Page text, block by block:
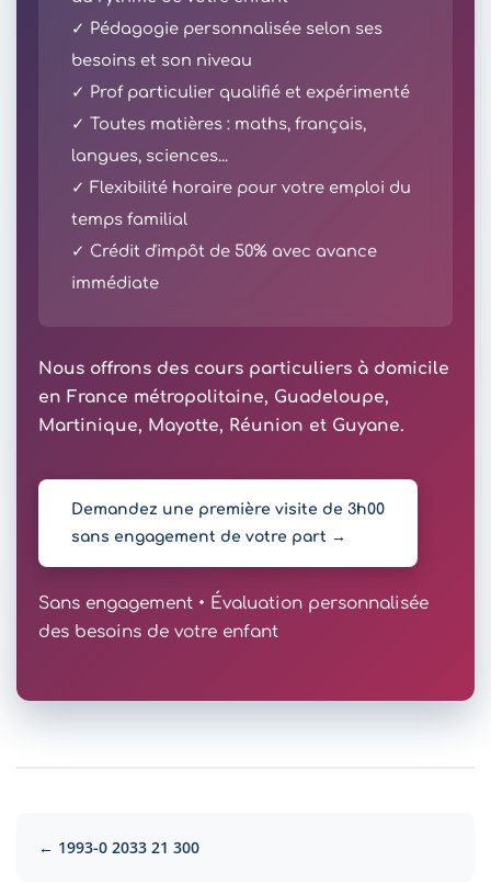
✓ Pédagogie personnalisée selon ses
besoins et son niveau
✓ Prof particulier qualifié et expérimenté
✓ Toutes matières : maths, français,
langues, sciences...
✓ Flexibilité horaire pour votre emploi du
temps familial
✓ Crédit d'impôt de 50% avec avance
immédiate
Nous offrons des cours particuliers à domicile
en France métropolitaine, Guadeloupe,
Martinique, Mayotte, Réunion et Guyane.
Demandez une première visite de 3h00
sans engagement de votre part →
Sans engagement • Évaluation personnalisée
des besoins de votre enfant
← 1993-0 2033 21 300